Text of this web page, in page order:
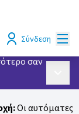
Σύνδεση
σαν
Οι αυτόματες